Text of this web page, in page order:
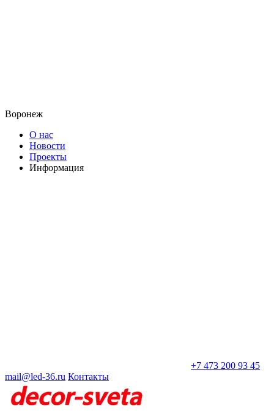
Воронеж
О нас
Новости
Проекты
Информация
+7 473 200 93 45
mail@led-36.ru Контакты